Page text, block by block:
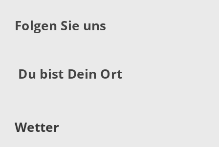
Folgen Sie uns
Du bist Dein Ort
Wetter